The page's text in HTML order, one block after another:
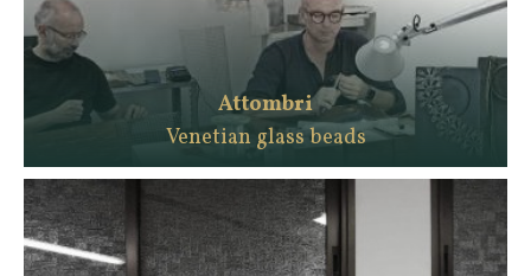
Attombri
Venetian glass beads